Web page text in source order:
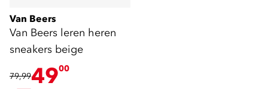
Van Beers
Van Beers leren heren
sneakers beige
79,994900